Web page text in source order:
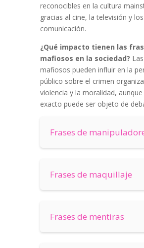
reconocibles en la cultura
gracias al cine, la televisión y
comunicación.
¿Qué impacto tienen las
mafiosos en la sociedad?
mafiosos pueden influir en la
público sobre el crimen
violencia y la moralidad,
exacto puede ser objeto de
Frases de
Frases de maquillaje
Frases de mentiras